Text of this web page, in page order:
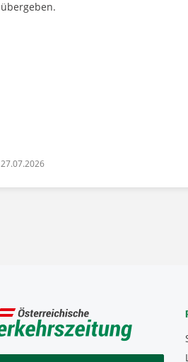
übergeben.
27.07.2026